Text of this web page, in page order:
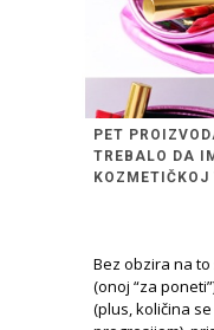
PET
TREBALO DA
KOZMETIČKOJ
Bez obzira na
(onoj “za
(plus, količina